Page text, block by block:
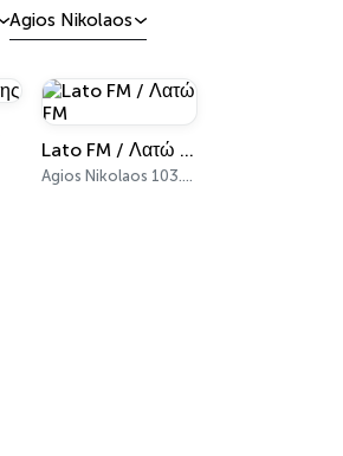
Agios Nikolaos
Lato FM / Λατώ FM
Agios Nikolaos 103.3 FM